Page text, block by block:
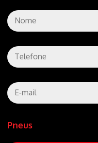
Pneus